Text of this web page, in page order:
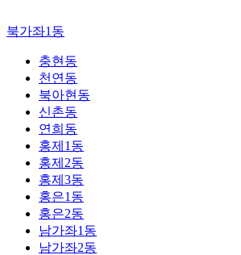
북가좌1동
충현동
천연동
북아현동
신촌동
연희동
홍제1동
홍제2동
홍제3동
홍은1동
홍은2동
남가좌1동
남가좌2동